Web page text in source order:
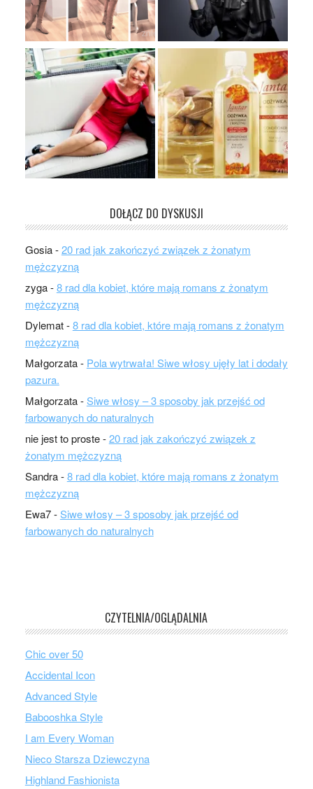
DOŁĄCZ DO DYSKUSJI
Gosia-20 rad jak zakończyć związek z żonatym
mężczyzną
zyga-8 rad dla kobiet, które mają romans z żonatym
mężczyzną
Dylemat-8 rad dla kobiet, które mają romans z żonatym
mężczyzną
Małgorzata- Pola wytrwała! Siwe włosy ujęły lat i dodały
pazura.
Małgorzata-Siwe włosy – 3 sposoby jak przejść od
farbowanych do naturalnych
nie jest to proste-20 rad jak zakończyć związek z
żonatym mężczyzną
Sandra-8 rad dla kobiet, które mają romans z żonatym
mężczyzną
Ewa7-Siwe włosy – 3 sposoby jak przejść od
farbowanych do naturalnych
CZYTELNIA/OGLĄDALNIA
Chic over 50
Accidental Icon
Advanced Style
Babooshka Style
I am Every Woman
Nieco Starsza Dziewczyna
Highland Fashionista